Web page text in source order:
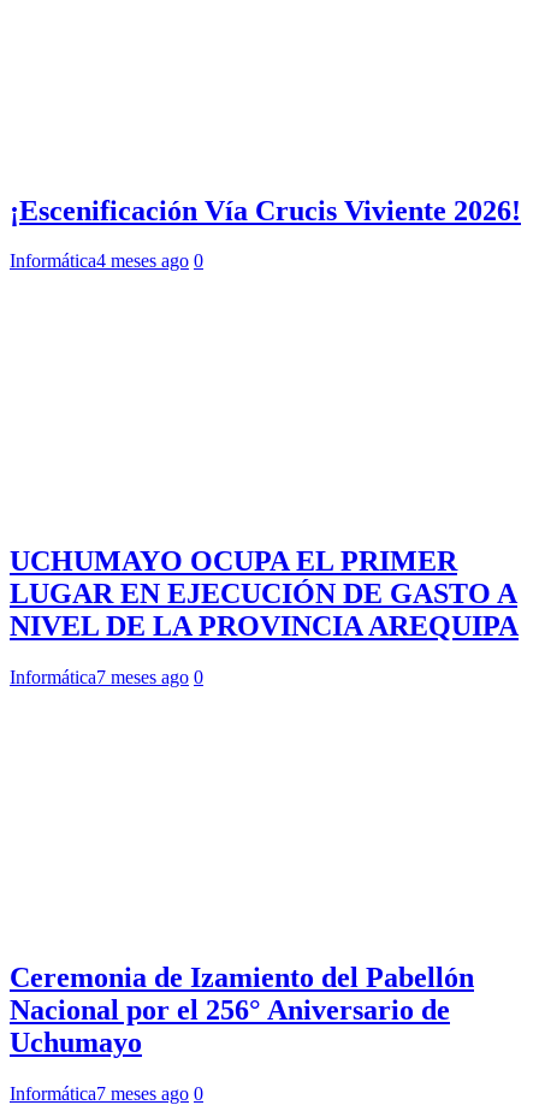
¡Escenificación Vía Crucis Viviente 2026!
Informática4 meses ago 0
UCHUMAYO OCUPA EL PRIMER
LUGAR EN EJECUCIÓN DE GASTO A
NIVEL DE LA PROVINCIA AREQUIPA
Informática7 meses ago 0
Ceremonia de Izamiento del Pabellón
Nacional por el 256° Aniversario de
Uchumayo
Informática7 meses ago 0